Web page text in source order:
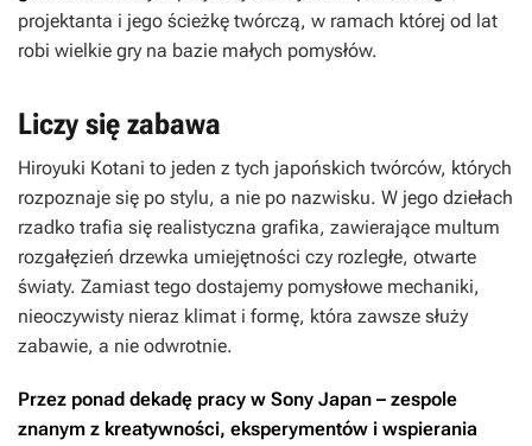
projektanta i jego ścieżkę twórczą, w ramach której od lat
robi wielkie gry na bazie małych pomysłów.
Liczy się zabawa
Hiroyuki Kotani to jeden z tych japońskich twórców, których
rozpoznaje się po stylu, a nie po nazwisku. W jego dziełach
rzadko trafia się realistyczna grafika, zawierające multum
rozgałęzień drzewka umiejętności czy rozległe, otwarte
światy. Zamiast tego dostajemy pomysłowe mechaniki,
nieoczywisty nieraz klimat i formę, która zawsze służy
zabawie, a nie odwrotnie.
Przez ponad dekadę pracy w Sony Japan – zespole
znanym z kreatywności, eksperymentów i wspierania